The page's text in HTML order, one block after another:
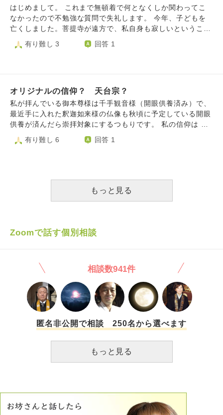
学び、見習いをさせて頂きながら、僧侶になりたいというの
は浅はかな考えでしょうか。また、受け入れてくれるような
お寺さまはあったりしますでしょうか。不躾ではございます
たします。
はじめまして。 これまで無頓着で何となくしか関わってこ
なかったので不勉強な質問で失礼します。 今年、子どもを
亡くしました。菩提寺が遠方で、私自身も寂しいということ
もあり、お骨はまだ自宅で供養しています。 葬儀や49日法
要は、葬儀屋さんの紹介でお坊さんに来ていただきました
ありません。 天台宗にも派閥があって教えも若干違うと伺
ったことがあるのですが、月命日など、お寺にお参りしたい
時、天台宗のお寺であれば近くのお寺（といっても歩いて行
ける距離にはありませんが）にお参りして読経をお願いして
らって、、、というのが一番良いのですが、体調が不安定で
すか？ よろしくお願いします。
有り難し 3 回答 1
オリジナルの信仰？ 天台宗？
私が拝んでいる御本尊様は千手観音様（開眼供養済み）で、
最近手に入れた釈迦如来様の仏像も秋頃に予定している開眼
供養が済んだら崇拝対象にするつもりです。 私の信仰は ・
自力でできる功徳（例えば曹洞宗で教えられている「日常生
活全てに禅を見出すこと」など）はしっかり積む（それは修
したい、ここぞという大切な時に運が欲しいなど）は釈迦如
なぜ曹洞宗かといえば、昔に人が空想で作った実在しない仏
様がいっぱい居るという私の予想に対し、確かに実在された
は人間を超えた存在の力をお借りする「他力本願」が必要な
る」という法華経は願いを叶える力があると信じているから
です（その体験談を多く知っている） 私の願いは、仏にな
ることすなわち解脱で、穏やかなあの世にスローライフ永住
をしながら人々や自然を守りたいです。こんな、あらゆる宗
うにひたすら祈り「浄土真宗」のように他力本願も混ぜる、
といったところです。自分だけの仏教ですが、よくよく見て
た方がいいなどご回答よろしくお願いいたします。ありがと
有り難し 6 回答 1
もっと見る
Zoomで話す個別相談
相談数941件
匿名非公開で相談 250名から選べます
もっと見る